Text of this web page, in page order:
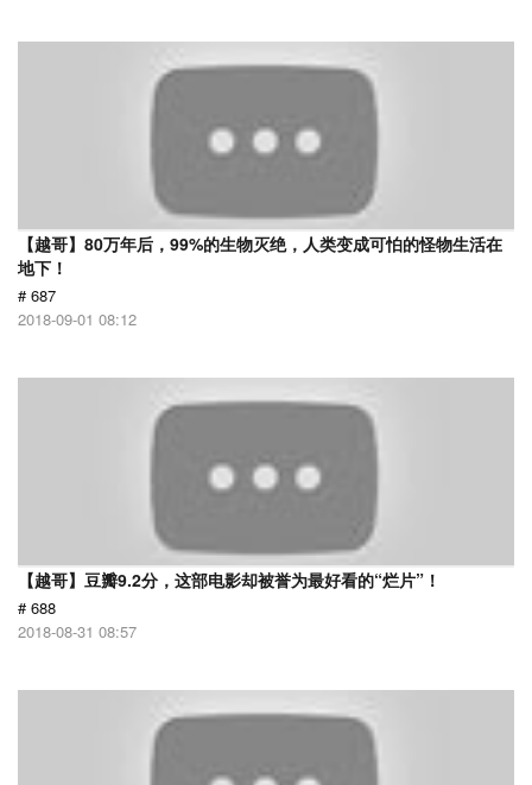
【越哥】80万年后，99%的生物灭绝，人类变成可怕的怪物生活在
地下！
# 687
2018-09-01 08:12
【越哥】豆瓣9.2分，这部电影却被誉为最好看的“烂片”！
# 688
2018-08-31 08:57